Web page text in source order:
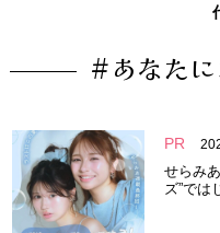
#あなた
PR
せらみ
ズ”で